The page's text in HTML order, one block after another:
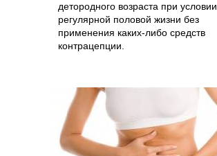
детородного возраста при условии
регулярной половой жизни без
применения каких-либо средств
контрацепции.